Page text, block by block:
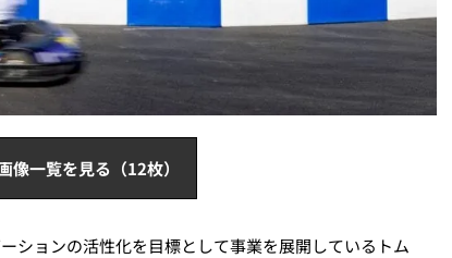
像一覧を見る（12枚）
ションの活性化を目標として事業を展開しているトム